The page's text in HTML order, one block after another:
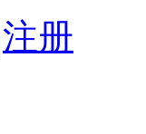
注册